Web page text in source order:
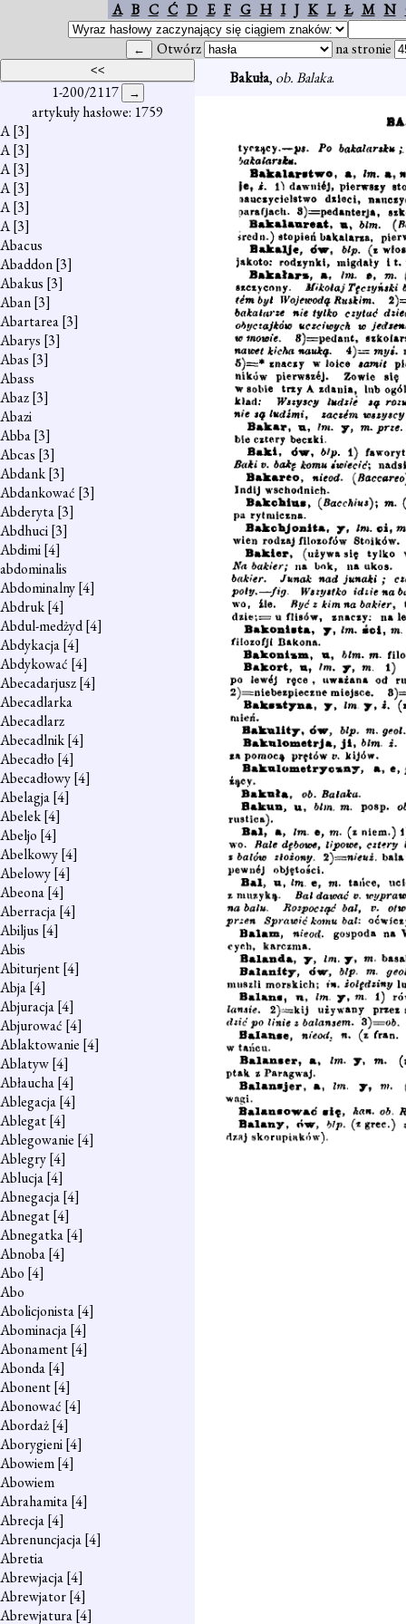
A B C Ć D E F G H I J K L Ł M N
Otwórz na stronie
1-200/2117
artykuły hasłowe: 1759
A[3]
A[3]
A[3]
A[3]
A[3]
A[3]
Abacus
Abaddon[3]
Abakus [3]
Aban[3]
Abartarea[3]
Abarys [3]
Abas [3]
Abass
Abaz[3]
Abazi
Abba[3]
Abcas [3]
Abdank[3]
Abdankować [3]
Abderyta[3]
Abdhuci[3]
Abdimi[4]
abdominalis
Abdominalny[4]
Abdruk[4]
Abdul-medżyd[4]
Abdykacja[4]
Abdykować [4]
Abecadarjusz[4]
Abecadlarka
Abecadlarz
Abecadlnik[4]
Abecadło [4]
Abecadłowy[4]
Abelagja[4]
Abelek[4]
Abeljo [4]
Abelkowy[4]
Abelowy[4]
Abeona[4]
Aberracja[4]
Abiljus [4]
Abis
Abiturjent[4]
Abja[4]
Abjuracja[4]
Abjurować [4]
Ablaktowanie [4]
Ablatyw[4]
Abłaucha[4]
Ablegacja[4]
Ablegat[4]
Ablegowanie [4]
Ablegry[4]
Ablucja[4]
Abnegacja[4]
Abnegat[4]
Abnegatka[4]
Abnoba[4]
Abo [4]
Abo
Abolicjonista[4]
Abominacja[4]
Abonament[4]
Abonda[4]
Abonent[4]
Abonować [4]
Abordaż[4]
Aborygieni[4]
Abowiem[4]
Abowiem
Abrahamita[4]
Abrecja[4]
Abrenuncjacja[4]
Abretia
Abrewjacja[4]
Abrewjator[4]
Abrewjatura[4]
Bakuła, ob. Balaka.